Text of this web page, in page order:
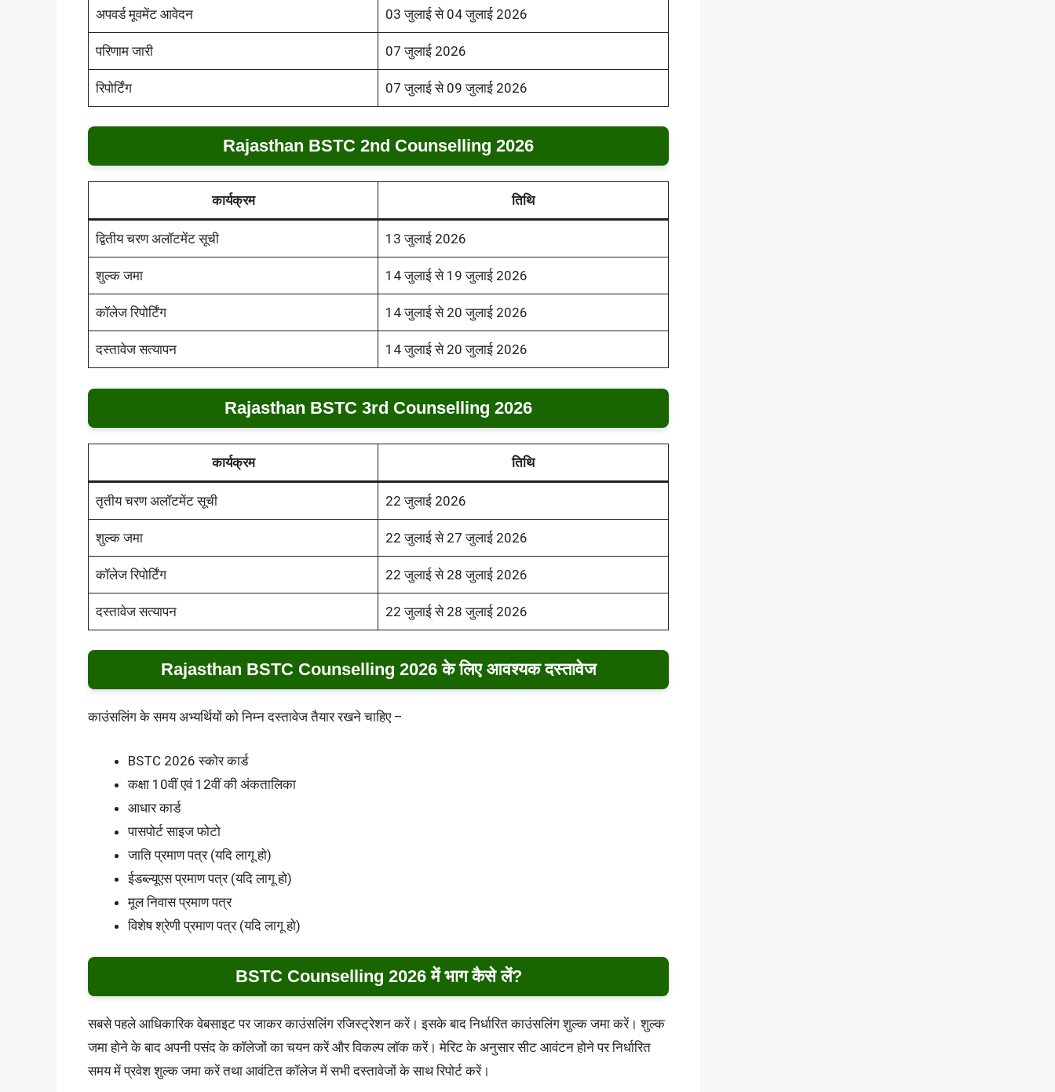
अपवर्ड मूवमेंट आवेदन 03 जुलाई से 04 जुलाई 2026
परिणाम जारी 07 जुलाई 2026
रिपोर्टिंग 07 जुलाई से 09 जुलाई 2026
Rajasthan BSTC 2nd Counselling 2026
कार्यक्रम तिथि
द्वितीय चरण अलॉटमेंट सूची 13 जुलाई 2026
शुल्क जमा 14 जुलाई से 19 जुलाई 2026
कॉलेज रिपोर्टिंग 14 जुलाई से 20 जुलाई 2026
दस्तावेज सत्यापन 14 जुलाई से 20 जुलाई 2026
Rajasthan BSTC 3rd Counselling 2026
कार्यक्रम तिथि
तृतीय चरण अलॉटमेंट सूची 22 जुलाई 2026
शुल्क जमा 22 जुलाई से 27 जुलाई 2026
कॉलेज रिपोर्टिंग 22 जुलाई से 28 जुलाई 2026
दस्तावेज सत्यापन 22 जुलाई से 28 जुलाई 2026
Rajasthan BSTC Counselling 2026 के लिए आवश्यक दस्तावेज
काउंसलिंग के समय अभ्यर्थियों को निम्न दस्तावेज तैयार रखने चाहिए –
BSTC 2026 स्कोर कार्ड
कक्षा 10वीं एवं 12वीं की अंकतालिका
आधार कार्ड
पासपोर्ट साइज फोटो
जाति प्रमाण पत्र (यदि लागू हो)
ईडब्ल्यूएस प्रमाण पत्र (यदि लागू हो)
मूल निवास प्रमाण पत्र
विशेष श्रेणी प्रमाण पत्र (यदि लागू हो)
BSTC Counselling 2026 में भाग कैसे लें?
सबसे पहले आधिकारिक वेबसाइट पर जाकर काउंसलिंग रजिस्ट्रेशन करें। इसके बाद निर्धारित काउंसलिंग शुल्क जमा करें। शुल्क
जमा होने के बाद अपनी पसंद के कॉलेजों का चयन करें और विकल्प लॉक करें। मेरिट के अनुसार सीट आवंटन होने पर निर्धारित
समय में प्रवेश शुल्क जमा करें तथा आवंटित कॉलेज में सभी दस्तावेजों के साथ रिपोर्ट करें।